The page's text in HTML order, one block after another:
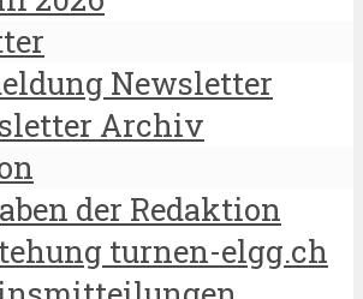
Newsletter
Archiv
der Redaktion
turnen-elgg.ch